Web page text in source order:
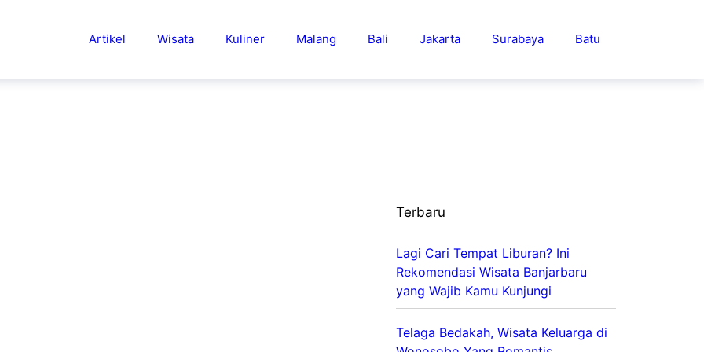
Artikel Wisata Kuliner Malang Bali Jakarta Surabaya Batu
Terbaru
Lagi Cari Tempat Liburan? Ini
Rekomendasi Wisata Banjarbaru
yang Wajib Kamu Kunjungi
Telaga Bedakah, Wisata Keluarga di